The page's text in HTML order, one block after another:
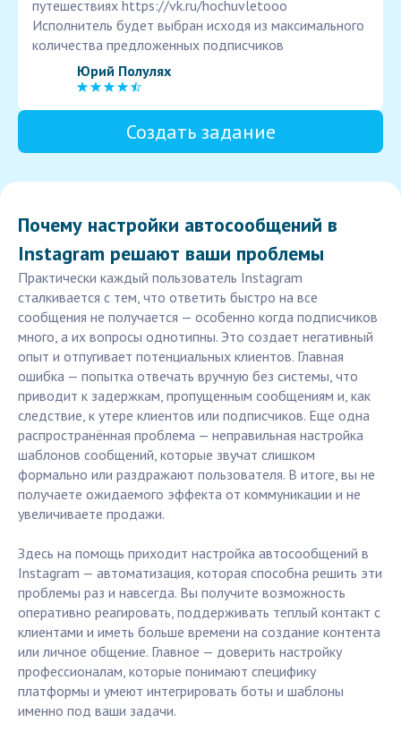
путешествиях https://vk.ru/hochuvletooo
Исполнитель будет выбран исходя из максимального
количества предложенных подписчиков
Юрий Полулях
Создать задание
Почему настройки автосообщений в
Instagram решают ваши проблемы
Практически каждый пользователь Instagram
сталкивается с тем, что ответить быстро на все
сообщения не получается — особенно когда подписчиков
много, а их вопросы однотипны. Это создает негативный
опыт и отпугивает потенциальных клиентов. Главная
ошибка — попытка отвечать вручную без системы, что
приводит к задержкам, пропущенным сообщениям и, как
следствие, к утере клиентов или подписчиков. Еще одна
распространённая проблема — неправильная настройка
шаблонов сообщений, которые звучат слишком
формально или раздражают пользователя. В итоге, вы не
получаете ожидаемого эффекта от коммуникации и не
увеличиваете продажи.
Здесь на помощь приходит настройка автосообщений в
Instagram — автоматизация, которая способна решить эти
проблемы раз и навсегда. Вы получите возможность
оперативно реагировать, поддерживать теплый контакт с
клиентами и иметь больше времени на создание контента
или личное общение. Главное — доверить настройку
профессионалам, которые понимают специфику
платформы и умеют интегрировать боты и шаблоны
именно под ваши задачи.